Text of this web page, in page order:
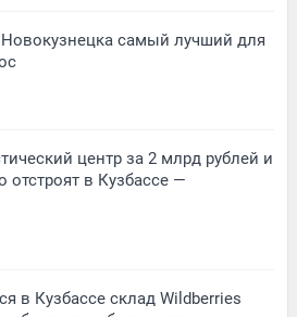
самый лучший для
центр за 2 млрд рублей и
отстроят в Кузбассе —
в Кузбассе склад Wildberries